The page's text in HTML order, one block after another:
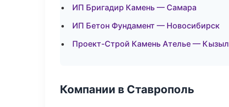
ИП Бригадир Камень — Самара
ИП Бетон Фундамент — Новосибирск
Проект-Строй Камень Ателье — Кызыл
Компании в Ставрополь